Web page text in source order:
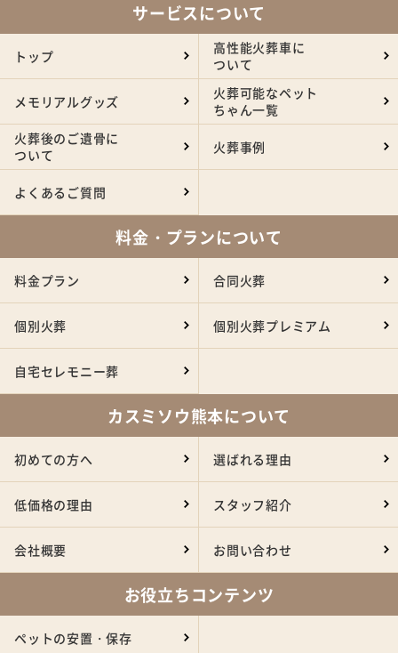
サービスについて
トップ
高性能火葬車に
ついて
メモリアルグッズ
火葬可能なペット
ちゃん一覧
火葬後のご遺骨に
ついて
火葬事例
よくあるご質問
料金・プランについて
料金プラン 合同火葬
個別火葬 個別火葬プレミアム
自宅セレモニー葬
カスミソウ熊本について
初めての方へ 選ばれる理由
低価格の理由 スタッフ紹介
会社概要 お問い合わせ
お役立ちコンテンツ
ペットの安置・保存